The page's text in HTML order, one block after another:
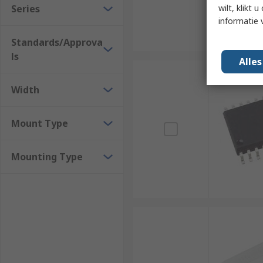
Series
Standards/Approva
ls
Width
Mount Type
Mounting Type
wilt, klikt u
informatie